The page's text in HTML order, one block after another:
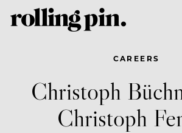
CAREERS
Christoph
Christoph